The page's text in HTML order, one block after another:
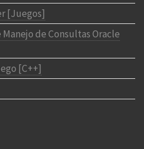
[Juegos]
de Consultas Oracle
[C++]